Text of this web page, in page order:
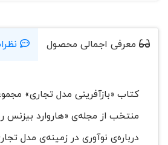
معرفی اجمالی محصول
کتاب «بازآفرینی مدل تجاری»
منتخب از مجله‌ی «هاروارد بیزنس
درباره‌ی نوآوری در زمینه‌ی مدل